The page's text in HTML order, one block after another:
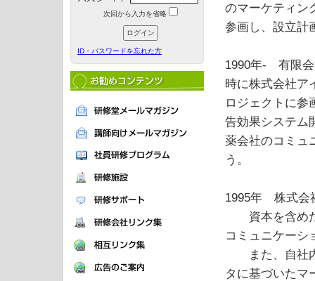
次回から入力を省略
ID・パスワードを忘れた方
のマーケティン
参画し、設立計
1990年- 有限会
時に株式会社ア
ロジェクトに参
告効果システム
薬会社のコミュ
う。
1995年 株式会
資本を含めた
コミュニケーシ
また、自社内
タに基づいたマ